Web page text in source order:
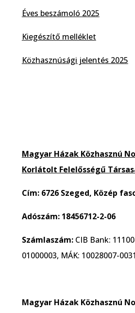
Éves beszámoló 2025
Kiegészítő melléklet
Közhasznúsági jelentés 2025
Magyar Házak Közhasznú
Korlátolt Felelősségű
Cím: 6726 Szeged, Közép
Adószám: 18456712-2-06
Számlaszám:CIB Bank:
01000003, MÁK: 10028007-
Magyar Házak Közhasznú